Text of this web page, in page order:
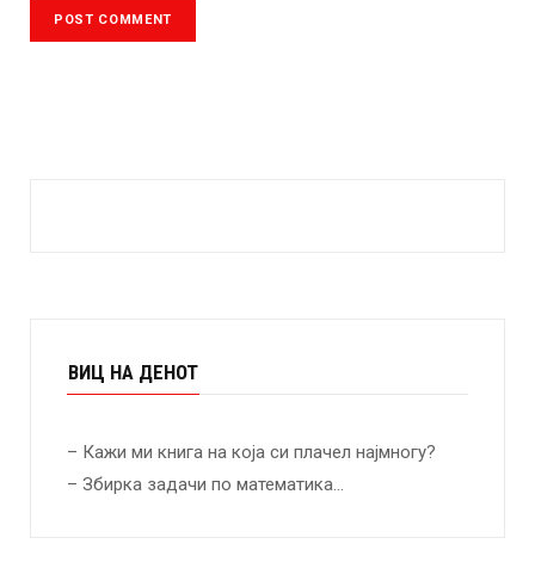
ВИЦ НА ДЕНОТ
– Кажи ми книга на која си плачел најмногу?
– Збирка задачи по математика…